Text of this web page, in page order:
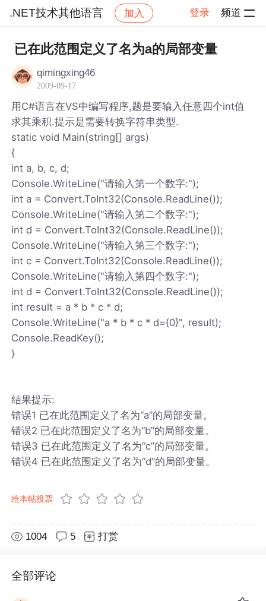
.NET技术其他语言 加入 登录 频道
社区 .NET技术其他语言 帖子详情
已在此范围定义了名为a的局部变量
qimingxing46
2009-09-17
用C#语言在VS中编写程序,题是要输入任意四个int值
求其乘积.提示是需要转换字符串类型.
static void Main(string[] args)
{
int a, b, c, d;
Console.WriteLine("请输入第一个数字:");
int a = Convert.ToInt32(Console.ReadLine());
Console.WriteLine("请输入第二个数字:");
int d = Convert.ToInt32(Console.ReadLine());
Console.WriteLine("请输入第三个数字:");
int c = Convert.ToInt32(Console.ReadLine());
Console.WriteLine("请输入第四个数字:");
int d = Convert.ToInt32(Console.ReadLine());
int result = a * b * c * d;
Console.WriteLine("a * b * c * d={0}", result);
Console.ReadKey();
}
结果提示:
错误1 已在此范围定义了名为“a”的局部变量。
错误2 已在此范围定义了名为“b”的局部变量。
错误3 已在此范围定义了名为“c”的局部变量。
错误4 已在此范围定义了名为“d”的局部变量。
给本帖投票
1004 5 打赏
全部评论